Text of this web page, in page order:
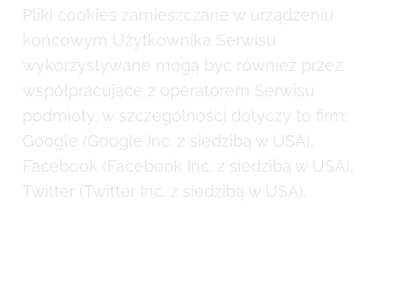
Pliki cookies zamieszczane w urządzeniu
końcowym Użytkownika Serwisu
wykorzystywane mogą być również przez
współpracujące z operatorem Serwisu
podmioty, w szczególności dotyczy to firm:
Google (Google Inc. z siedzibą w USA),
Facebook (Facebook Inc. z siedzibą w USA),
Twitter (Twitter Inc. z siedzibą w USA).